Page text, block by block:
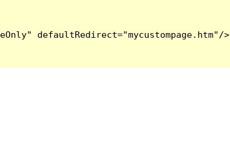
defaultRedirect="mycustompage.htm"/>